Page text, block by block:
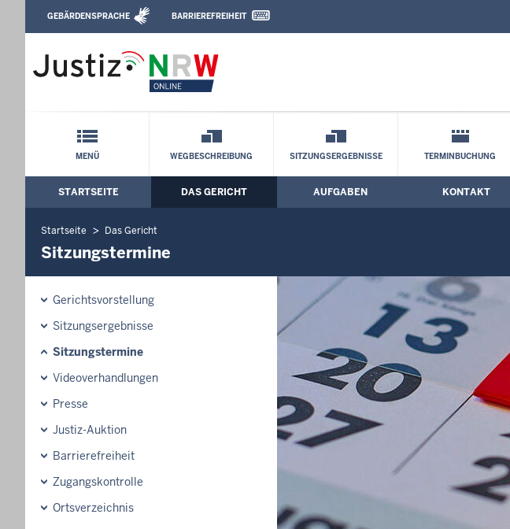
Arbeitsgericht Wesel: Sitzungstermine
Direkt zum Inhalt
Leichte Sprache, Gebärdensprachenvideo und Kontaktformular
GEBÄRDENSPRACHE BARRIEREFREIHEIT
Schnellnavigation mit Volltext-Suche
MENÜ WEGBESCHREIBUNG SITZUNGSERGEBNISSE TERMINBUCHUNG
Hauptmenü: Hauptnavigation
STARTSEITE DAS GERICHT AUFGABEN KONTAKT
Startseite Das Gericht
Sitzungstermine
Gerichtsvorstellung
Sitzungsergebnisse
Sitzungstermine
Videoverhandlungen
Presse
Justiz-Auktion
Barrierefreiheit
Zugangskontrolle
Ortsverzeichnis